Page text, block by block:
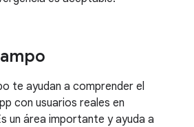
te ayudan a comprender el
con usuarios reales en
un área importante y ayuda a